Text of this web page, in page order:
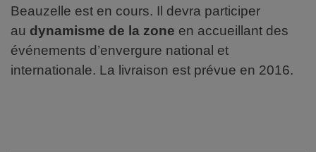
Beauzelle est en cours. Il devra participer
au dynamisme de la zone en accueillant des
événements d’envergure national et
internationale. La livraison est prévue en 2016.